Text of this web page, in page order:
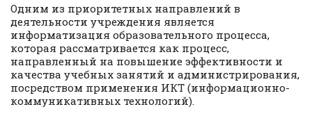
Одним из приоритетных направлений в
деятельности учреждения является
информатизация образовательного процесса,
которая рассматривается как процесс,
направленный на повышение эффективности и
качества учебных занятий и администрирования,
посредством применения ИКТ (информационно-
коммуникативных технологий).